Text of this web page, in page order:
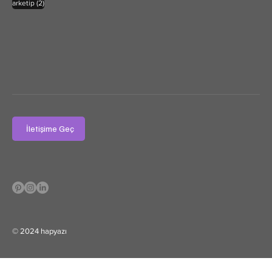
arketip (2)2 yazı
© 2024 hapyazı
İletişime Geç